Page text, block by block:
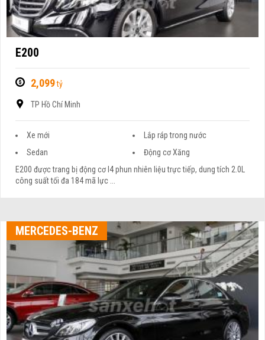
E200
2,099tỷ
TP Hồ Chí Minh
Xe mới
Lắp ráp trong nước
Sedan
Động cơ Xăng
E200 được trang bị động cơ I4 phun nhiên liệu trực tiếp, dung tích 2.0L
công suất tối đa 184 mã lực ...
MERCEDES-BENZ